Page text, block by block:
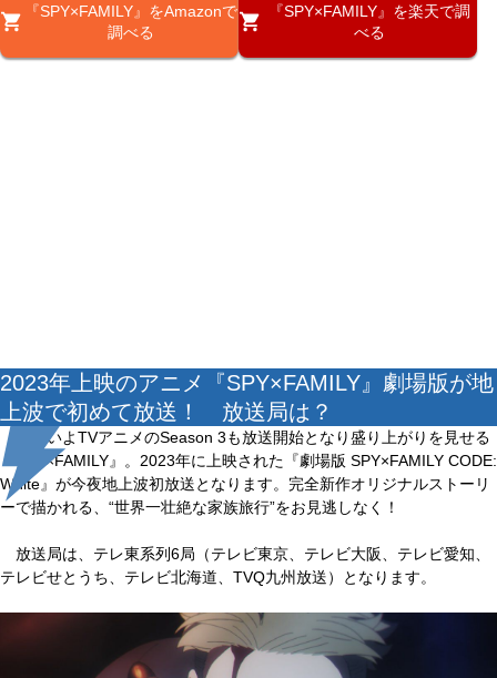
『SPY×FAMILY』をAmazonで
調べる
『SPY×FAMILY』を楽天で調
べる
2023年上映のアニメ『SPY×FAMILY』劇場版が地
上波で初めて放送！ 放送局は？
いよいよTVアニメのSeason 3も放送開始となり盛り上がりを見せる
『SPY×FAMILY』。2023年に上映された『劇場版 SPY×FAMILY CODE:
White』が今夜地上波初放送となります。完全新作オリジナルストーリ
ーで描かれる、“世界一壮絶な家族旅行”をお見逃しなく！
放送局は、テレ東系列6局（テレビ東京、テレビ大阪、テレビ愛知、
テレビせとうち、テレビ北海道、TVQ九州放送）となります。